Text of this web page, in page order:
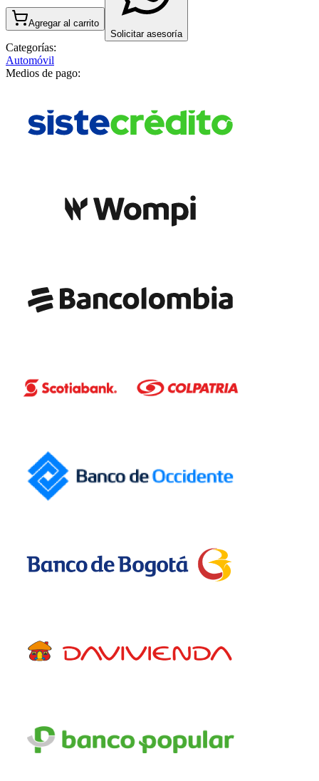
Agregar al carrito
Solicitar asesoría
Categorías:
Automóvil
Medios de pago: